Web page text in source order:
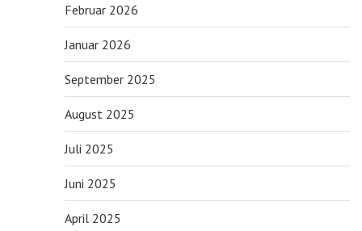
Februar 2026
Januar 2026
September 2025
August 2025
Juli 2025
Juni 2025
April 2025